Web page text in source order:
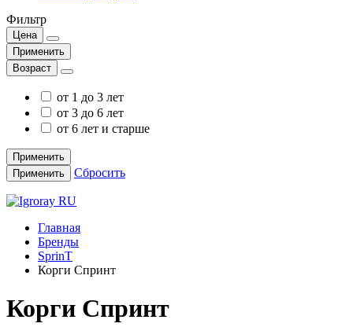
Фильтр
Цена
Применить
Возраст
от 1 до 3 лет
от 3 до 6 лет
от 6 лет и старше
Применить
Применить
Сбросить
Главная
Бренды
SprinT
Корги Спринт
Корги Спринт